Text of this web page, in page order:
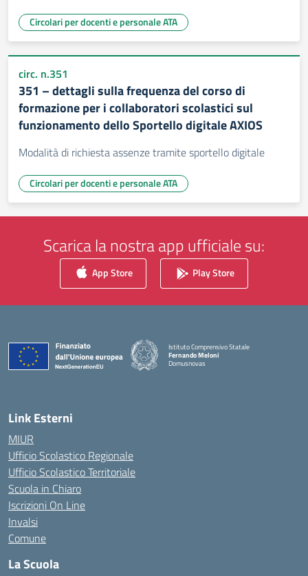
Circolari per docenti e personale ATA
circ. n.351
351 – dettagli sulla frequenza del corso di
formazione per i collaboratori scolastici sul
funzionamento dello Sportello digitale AXIOS
Modalità di richiesta assenze tramite sportello digitale
Circolari per docenti e personale ATA
Scarica la nostra app ufficiale su:
App Store Play Store
Istituto Comprensivo Statale
Fernando Meloni
Domusnovas
Link Esterni
MIUR
Ufficio Scolastico Regionale
Ufficio Scolastico Territoriale
Scuola in Chiaro
Iscrizioni On Line
Invalsi
Comune
La Scuola